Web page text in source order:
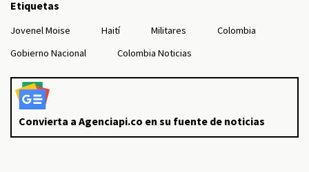
Etiquetas
Jovenel Moise Haití Militares
Colombia
Gobierno Nacional
Colombia Noticias
Convierta a Agenciapi.co en su fuente de noticias